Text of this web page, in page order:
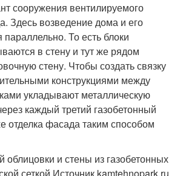
сооружения вентилируемого
Здесь возведение дома и его
параллельно. То есть блоки
в стену и тут же рядом
стену. Чтобы создать связку
конструкциями между
укладывают металлическую
каждый третий газобетонный
отделка фасада таким способом
облицовки и стены из газобетонных